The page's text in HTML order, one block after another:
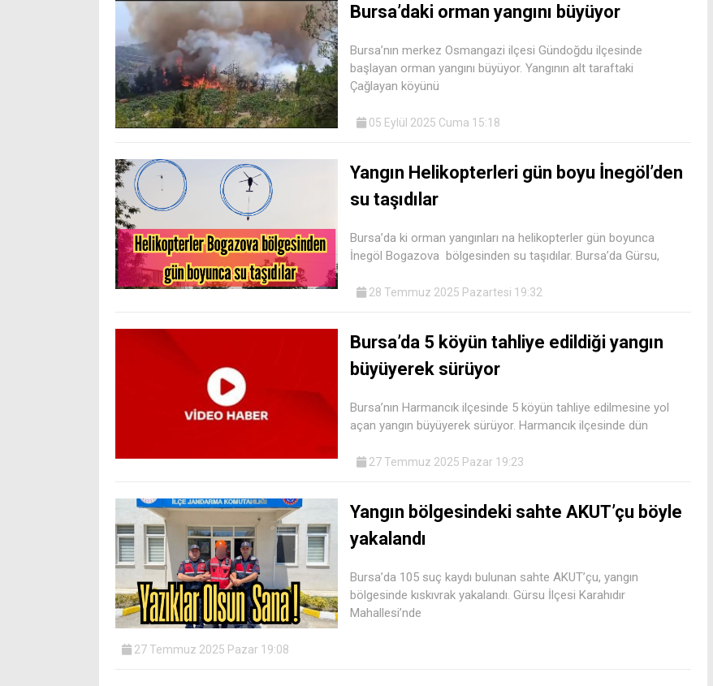
Bursa’daki orman yangını büyüyor
Bursa’nın merkez Osmangazi ilçesi Gündoğdu ilçesinde
başlayan orman yangını büyüyor. Yangının alt taraftaki
Çağlayan köyünü
05 Eylül 2025 Cuma 15:18
Yangın Helikopterleri gün boyu İnegöl’den
su taşıdılar
Bursa’da ki orman yangınları na helikopterler gün boyunca
İnegöl Bogazova bölgesinden su taşıdılar. Bursa’da Gürsu,
28 Temmuz 2025 Pazartesi 19:32
Bursa’da 5 köyün tahliye edildiği yangın
büyüyerek sürüyor
Bursa’nın Harmancık ilçesinde 5 köyün tahliye edilmesine yol
açan yangın büyüyerek sürüyor. Harmancık ilçesinde dün
27 Temmuz 2025 Pazar 19:23
Yangın bölgesindeki sahte AKUT’çu böyle
yakalandı
Bursa’da 105 suç kaydı bulunan sahte AKUT’çu, yangın
bölgesinde kıskıvrak yakalandı. Gürsu İlçesi Karahıdır
Mahallesi’nde
27 Temmuz 2025 Pazar 19:08